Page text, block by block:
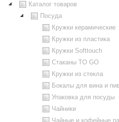
Каталог товаров
Посуда
Кружки керамические
Кружки из пластика
Кружки Softtouch
Стаканы TO GO
Кружки из стекла
Бокалы для вина и
Упаковка для посуды
Чайники
Чайные и кофейные